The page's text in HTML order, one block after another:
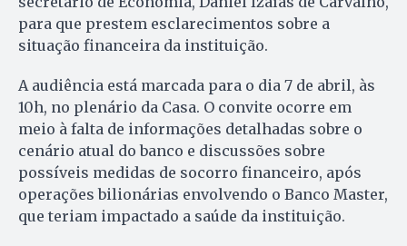
para que prestem esclarecimentos sobre a
situação financeira da instituição.
A audiência está marcada para o dia 7 de abril, às
10h, no plenário da Casa. O convite ocorre em
meio à falta de informações detalhadas sobre o
cenário atual do banco e discussões sobre
possíveis medidas de socorro financeiro, após
operações bilionárias envolvendo o Banco Master,
que teriam impactado a saúde da instituição.